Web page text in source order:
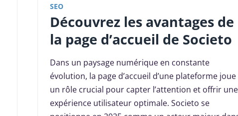
SEO
Découvrez les avantages de
la page d’accueil de Societo
Dans un paysage numérique en constante
évolution, la page d’accueil d’une plateforme joue
un rôle crucial pour capter l’attention et offrir une
expérience utilisateur optimale. Societo se